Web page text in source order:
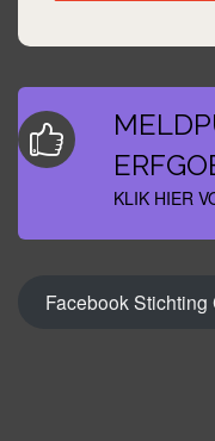
KLIK HIER
Facebook